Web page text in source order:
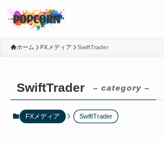
ホーム FXメディア SwiftTrader
SwiftTrader – category –
FXメディア SwiftTrader